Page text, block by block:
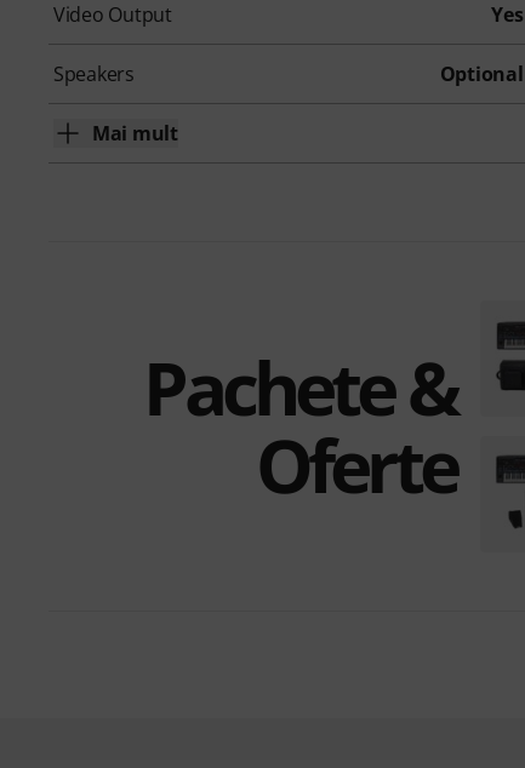
Video Output Yes
Speakers Optional
Mai mult
Pachete &
Oferte